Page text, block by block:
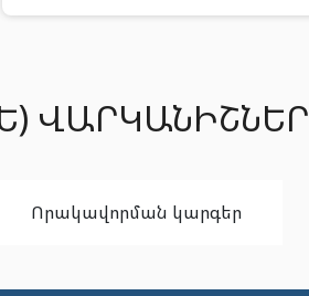
ՎԱՐԿԱՆԻՇՆԵՐ
որակավորման կարգեր